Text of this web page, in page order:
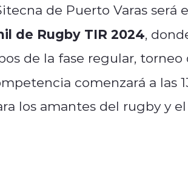
de Puerto Varas será
de Rugby TIR 2024,
de la fase regular, torneo
comenzará a las
los amantes del rugby y